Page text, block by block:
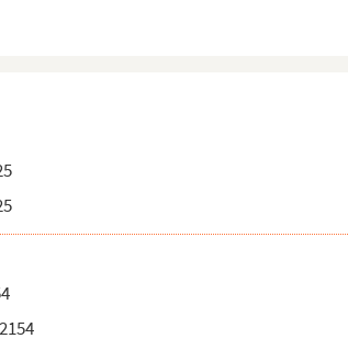
puis...
sept c...